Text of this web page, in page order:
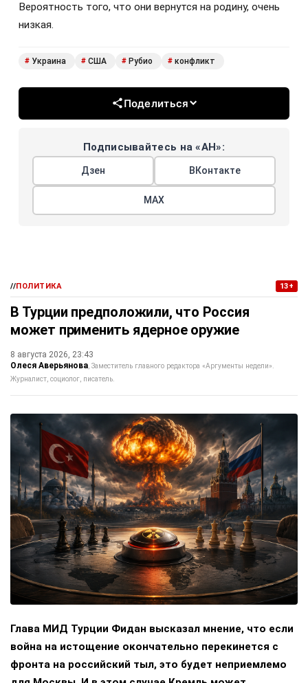
Вероятность того, что они вернутся на родину, очень
низкая.
# Украина # США # Рубио # конфликт
Поделиться
Подписывайтесь на «АН»:
Дзен ВКонтакте
МАХ
//ПОЛИТИКА 13+
В Турции предположили, что Россия
может применить ядерное оружие
8 августа 2026, 23:43
Олеся Аверьянова Заместитель главного редактора «Аргументы недели».
Журналист, социолог, писатель.
Глава МИД Турции Фидан высказал мнение, что если
война на истощение окончательно перекинется с
фронта на российский тыл, это будет неприемлемо